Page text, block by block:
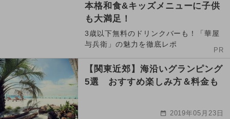
本格和食&キッズメニューに子供
も大満足！
3歳以下無料のドリンクバーも！「華屋
与兵衛」の魅力を徹底レポ
PR
【関東近郊】海沿いグランピング
5選 おすすめ楽しみ方＆料金も
2019年05月23日